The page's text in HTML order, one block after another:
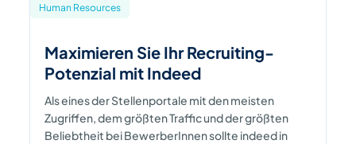
Human Resources
Maximieren Sie Ihr Recruiting-
Potenzial mit Indeed
Als eines der Stellenportale mit den meisten
Zugriffen, dem größten Traffic und der größten
Beliebtheit bei BewerberInnen sollte indeed in